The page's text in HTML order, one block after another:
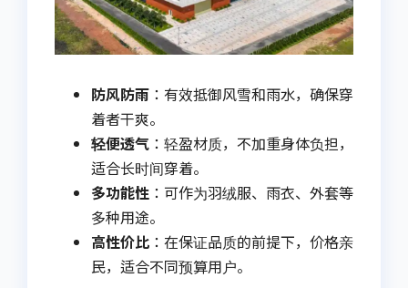
防风防雨 ：有效抵御风雪和雨水，确保穿
着者干爽。
轻便透气 ：轻盈材质，不加重身体负担，
适合长时间穿着。
多功能性 ：可作为羽绒服、雨衣、外套等
多种用途。
高性价比 ：在保证品质的前提下，价格亲
民，适合不同预算用户。